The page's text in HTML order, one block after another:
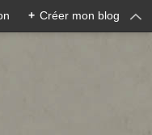
+ Créer mon blog